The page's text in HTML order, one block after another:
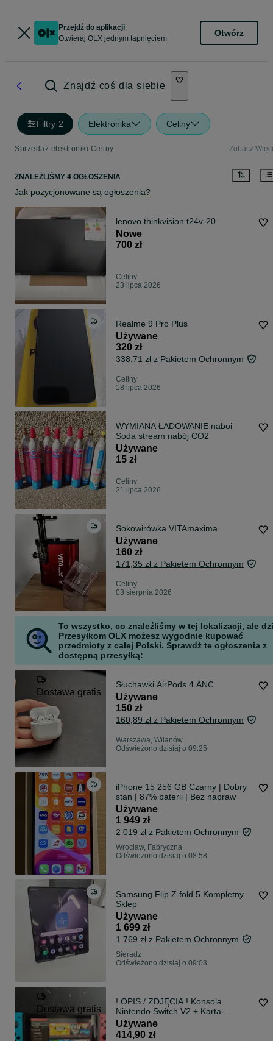
Przejdź do aplikacji
Otwieraj OLX jednym tapnięciem
Otwórz
Znajdź coś dla siebie
Filtry·2 Elektronika Celiny
Sprzedaż elektroniki Celiny Zobacz
ZNALEŹLIŚMY 4 OGŁOSZENIA
Jak pozycjonowane są ogłoszenia?
lenovo thinkvision t24v-20
Nowe
700 zł
Celiny
23 lipca 2026
Realme 9 Pro Plus
Używane
320 zł
338,71 zł z Pakietem Ochronnym
Celiny
18 lipca 2026
WYMIANA ŁADOWANIE naboi
Soda stream nabój CO2
Używane
15 zł
Celiny
21 lipca 2026
Sokowirówka VITAmaxima
Używane
160 zł
171,35 zł z Pakietem Ochronnym
Celiny
03 sierpnia 2026
To wszystko, co znaleźliśmy w tej lokalizacji, ale
Przesyłkom OLX możesz wygodnie kupować
przedmioty z całej Polski. Sprawdź te ogłoszenia z
dostępną przesyłką:
Dostawa gratis
Słuchawki AirPods 4 ANC
Używane
150 zł
160,89 zł z Pakietem Ochronnym
Warszawa, Wilanów
Odświeżono dzisiaj o 09:25
iPhone 15 256 GB Czarny | Dobry
stan | 87% baterii | Bez napraw
Używane
1 949 zł
2 019 zł z Pakietem Ochronnym
Wrocław, Fabryczna
Odświeżono dzisiaj o 08:58
Samsung Flip Z fold 5 Kompletny
Sklep
Używane
1 699 zł
1 769 zł z Pakietem Ochronnym
Sieradz
Odświeżono dzisiaj o 09:03
Dostawa gratis
! OPIS / ZDJĘCIA ! Konsola
Nintendo Switch V2 + Karta
MicroSD 64GB DARMOWA
DOSTAWA
Używane
414,90 zł